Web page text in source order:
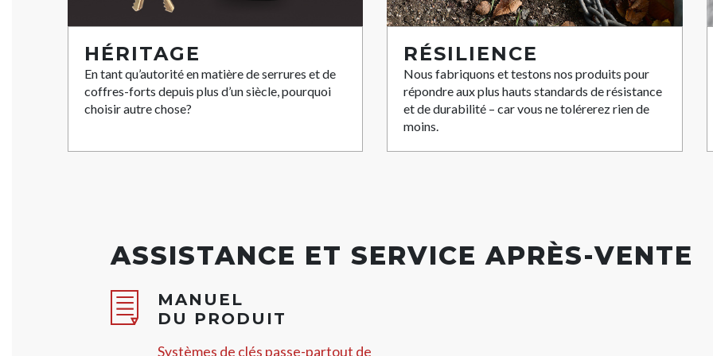
HÉRITAGE
En tant qu’autorité en matière de serrures et de
coffres-forts depuis plus d’un siècle, pourquoi
choisir autre chose?
RÉSILIENCE
Nous fabriquons et testons nos produits pour
répondre aux plus hauts standards de résistance
et de durabilité – car vous ne tolérerez rien de
moins.
ASSISTANCE ET SERVICE APRÈS-VENTE
MANUEL
DU PRODUIT
Systèmes de clés passe-partout de